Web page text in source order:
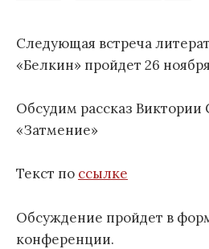
Следующая встреча
«Белкин» пройдет 26
Обсудим рассказ Виктории
«Затмение»
Текст по ссылке
Обсуждение пройдет в
конференции.